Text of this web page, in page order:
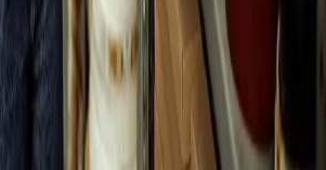
dos seus produtos para organizar
Ao entender aqueles que vendem mais e que
períodos
(como naBlack Friday
terá menos problemas relacionados ao
de gestão